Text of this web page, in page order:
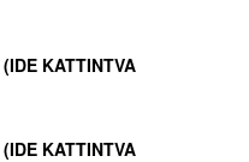
(IDE KATTINTVA
(IDE KATTINTVA